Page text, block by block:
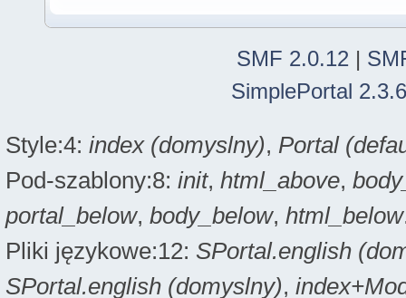
SMF 2.0.12 |
SimplePortal
Style:4: index (domyslny), Portal
Pod-szablony:8: init, html_above,
portal_below, body_below, html_below
Pliki językowe:12: SPortal.english
SPortal.english (domyslny),